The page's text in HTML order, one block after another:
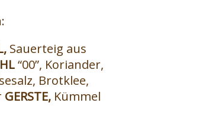
Sauerteig aus
“00”, Koriander,
Brotklee,
GERSTE, Kümmel